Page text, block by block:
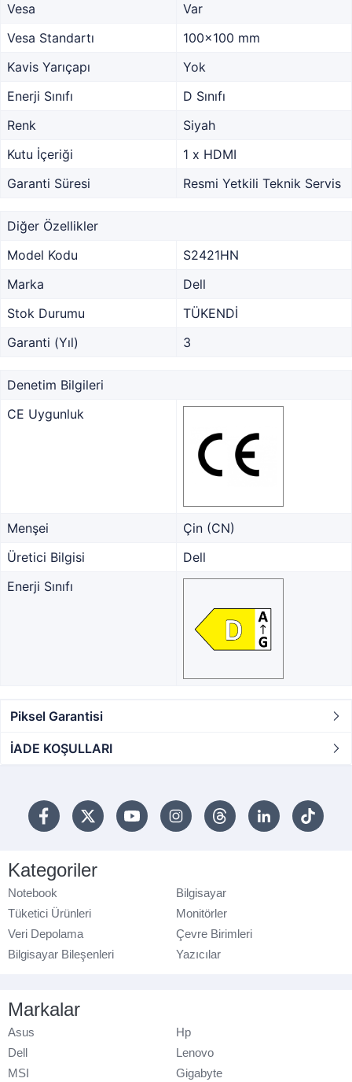
Vesa
Var
Vesa Standartı
100x100 mm
Kavis Yarıçapı
Yok
Enerji Sınıfı
D Sınıfı
Renk
Siyah
Kutu İçeriği
1 x HDMI
Garanti Süresi
Resmi Yetkili Teknik Servis
Diğer Özellikler
Model Kodu
S2421HN
Marka
Dell
Stok Durumu
TÜKENDİ
Garanti (Yıl)
3
Denetim Bilgileri
CE Uygunluk
Menşei
Çin (CN)
Üretici Bilgisi
Dell
Enerji Sınıfı
Piksel Garantisi
İADE KOŞULLARI
Kategoriler
Notebook
Bilgisayar
Tüketici Ürünleri
Monitörler
Veri Depolama
Çevre Birimleri
Bilgisayar Bileşenleri
Yazıcılar
Markalar
Asus
Hp
Dell
Lenovo
MSI
Gigabyte